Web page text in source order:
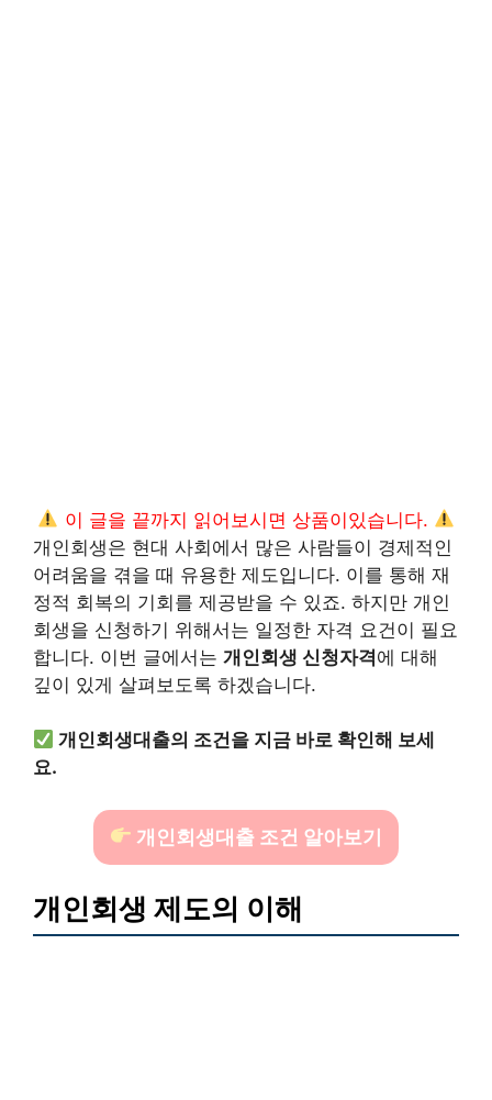
이 글을 끝까지 읽어보시면 상품이있습니다.
개인회생은 현대 사회에서 많은 사람들이 경제적인
어려움을 겪을 때 유용한 제도입니다. 이를 통해 재
정적 회복의 기회를 제공받을 수 있죠. 하지만 개인
회생을 신청하기 위해서는 일정한 자격 요건이 필요
합니다. 이번 글에서는 개인회생 신청자격에 대해
깊이 있게 살펴보도록 하겠습니다.
개인회생대출의 조건을 지금 바로 확인해 보세
요.
개인회생대출 조건 알아보기
개인회생 제도의 이해